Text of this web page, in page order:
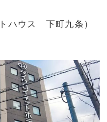
ハウス 下町九条）